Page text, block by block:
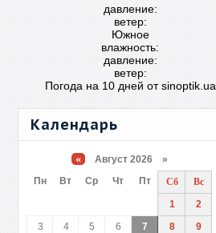
давление:
ветер:
Южное
влажность:
давление:
ветер:
Погода на 10 дней отsinoptik.ua
Календарь
« Август 2026 »
Пн
Вт Ср Чт Пт Сб
Вс
1
2
3
4 5 6 7 8
9